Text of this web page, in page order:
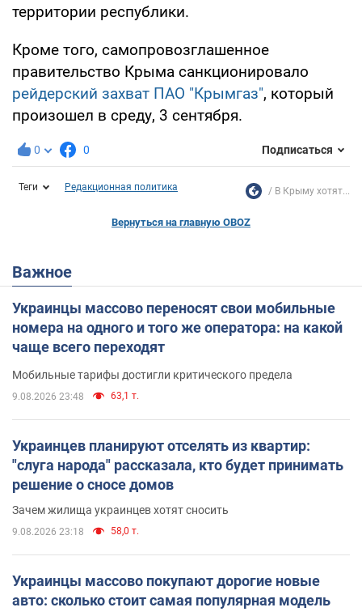
территории республики.
Кроме того, самопровозглашенное
правительство Крыма санкционировало
рейдерский захват ПАО "Крымгаз", который
произошел в среду, 3 сентября.
0 0 Подписаться
Теги Редакционная политика В Крыму хотят...
Вернуться на главную OBOZ
Важное
Украинцы массово переносят свои мобильные
номера на одного и того же оператора: на какой
чаще всего переходят
Мобильные тарифы достигли критического предела
9.08.2026 23:48 63,1 т.
Украинцев планируют отселять из квартир:
"слуга народа" рассказала, кто будет принимать
решение о сносе домов
Зачем жилища украинцев хотят сносить
9.08.2026 23:18 58,0 т.
Украинцы массово покупают дорогие новые
авто: сколько стоит самая популярная модель